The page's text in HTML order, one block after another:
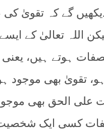
گے کہ تقویٰ
اللہ تعالیٰ کے
ہوتے ہیں،
تقویٰ بھی موجود
علی الحق بھی
کسی ایک